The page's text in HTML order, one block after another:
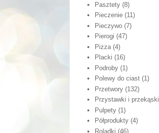
Pasztety (8)
Pieczenie (11)
Pieczywo (7)
Pierogi (47)
Pizza (4)
Placki (16)
Podroby (1)
Polewy do ciast (1)
Przetwory (132)
Przystawki i przekąski
Pulpety (1)
Półprodukty (4)
Roladki (46)